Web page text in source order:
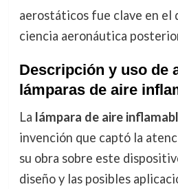
aerostáticos fue clave en el
ciencia aeronáutica
Descripción y uso de
lámparas de aire
La lámpara de aire
invención que captó la
su obra sobre este
diseño y las posibles